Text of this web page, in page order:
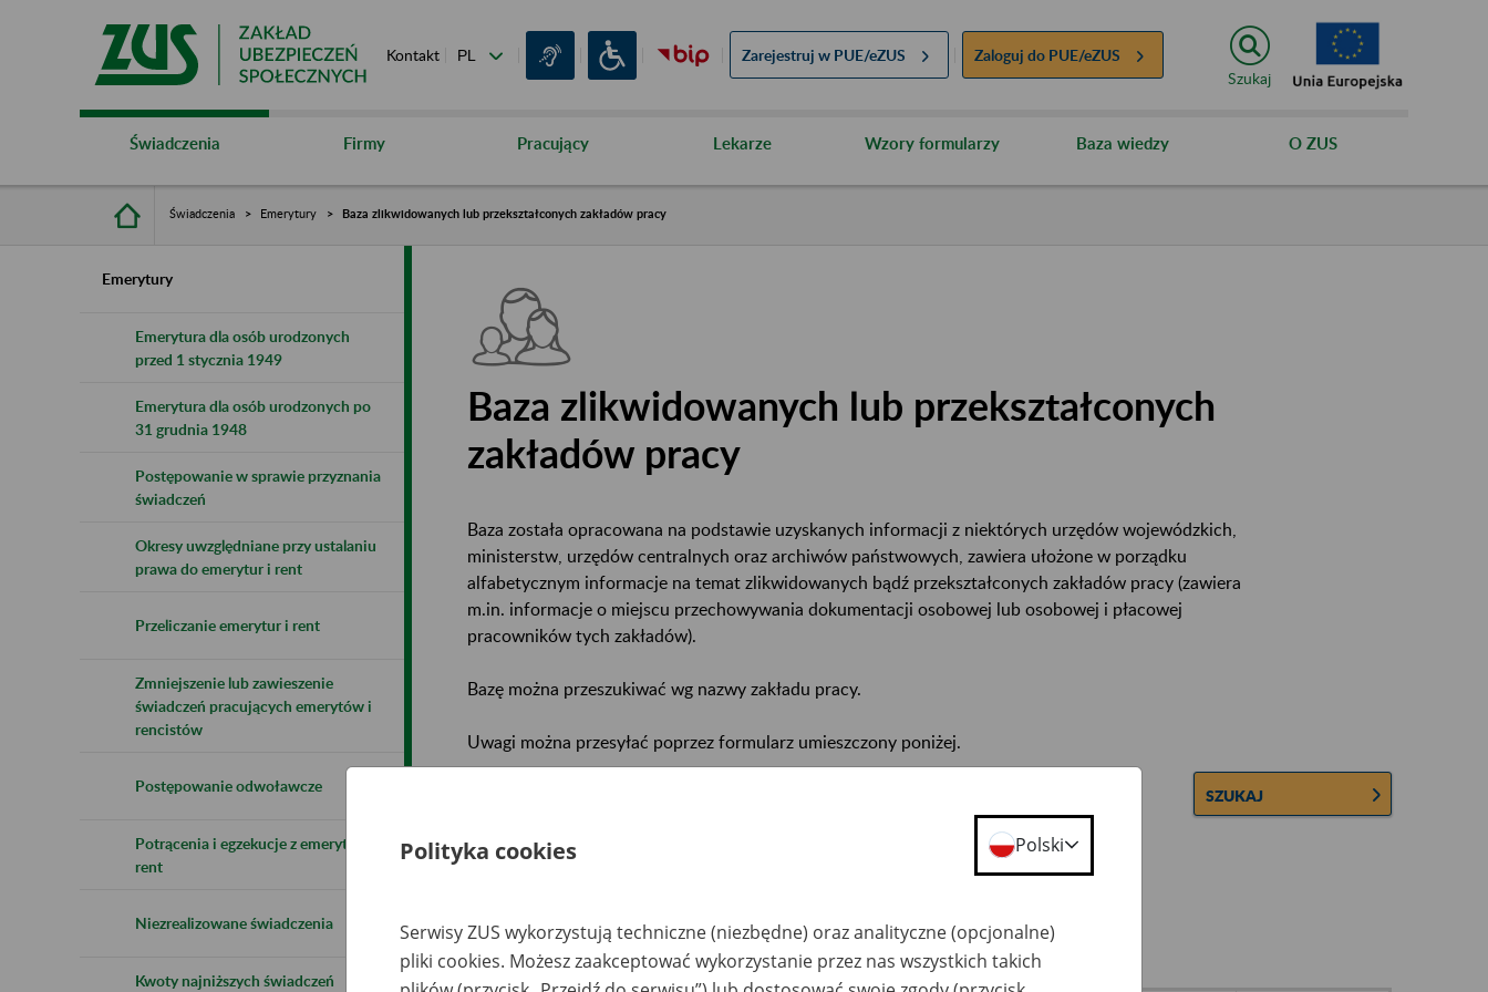
Kontakt Zarejestruj w PUE/eZUS Zaloguj do PUE/eZUS
Szukaj
Świadczenia Firmy Pracujący Lekarze Wzory formularzy Baza wiedzy O ZUS
Świadczenia Emerytury Baza zlikwidowanych lub przekształconych zakładów pracy
Emerytury
Emerytura dla osób urodzonych
przed 1 stycznia 1949
Emerytura dla osób urodzonych po
31 grudnia 1948
Postępowanie w sprawie przyznania
świadczeń
Okresy uwzględniane przy ustalaniu
prawa do emerytur i rent
Przeliczanie emerytur i rent
Zmniejszenie lub zawieszenie
świadczeń pracujących emerytów i
rencistów
Postępowanie odwoławcze
Potrącenia i egzekucje z emerytur i
rent
Niezrealizowane świadczenia
Kwoty najniższych świadczeń
Baza zlikwidowanych lub przekształconych
zakładów pracy
Baza została opracowana na podstawie uzyskanych informacji z niektórych urzędów wojewódzkich,
ministerstw, urzędów centralnych oraz archiwów państwowych, zawiera ułożone w porządku
alfabetycznym informacje na temat zlikwidowanych bądź przekształconych zakładów pracy (zawiera
m.in. informacje o miejscu przechowywania dokumentacji osobowej lub osobowej i płacowej
pracowników tych zakładów).
Bazę można przeszukiwać wg nazwy zakładu pracy.
Uwagi można przesyłać poprzez formularz umieszczony poniżej.
SZUKAJ
Wszystkie uwagi można przesyłać poprzez
Ukryj wszystkie pozycje bazy
Polityka cookies Polski
Serwisy ZUS wykorzystują techniczne (niezbędne) oraz analityczne (opcjonalne)
pliki cookies. Możesz zaakceptować wykorzystanie przez nas wszystkich takich